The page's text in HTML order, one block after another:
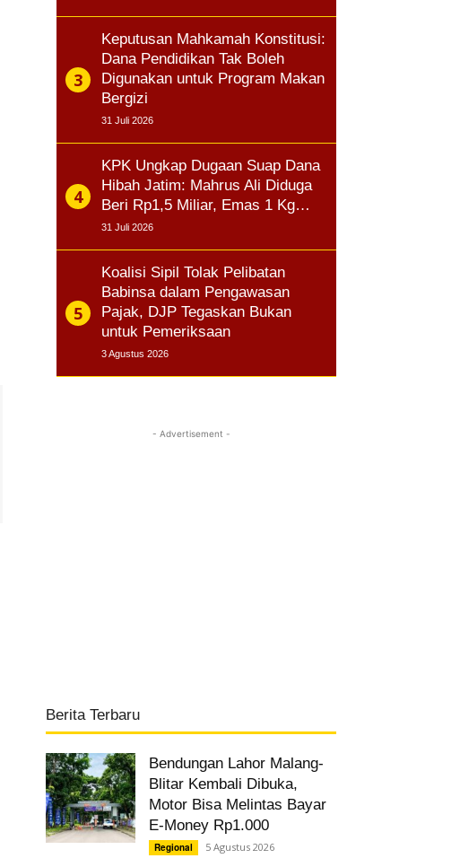
Keputusan Mahkamah Konstitusi:
Dana Pendidikan Tak Boleh
Digunakan untuk Program Makan
Bergizi
31 Juli 2026
KPK Ungkap Dugaan Suap Dana
Hibah Jatim: Mahrus Ali Diduga
Beri Rp1,5 Miliar, Emas 1 Kg…
31 Juli 2026
Koalisi Sipil Tolak Pelibatan
Babinsa dalam Pengawasan
Pajak, DJP Tegaskan Bukan
untuk Pemeriksaan
3 Agustus 2026
- Advertisement -
Berita Terbaru
Bendungan Lahor Malang-
Blitar Kembali Dibuka,
Motor Bisa Melintas Bayar
E-Money Rp1.000
Regional 5 Agustus 2026